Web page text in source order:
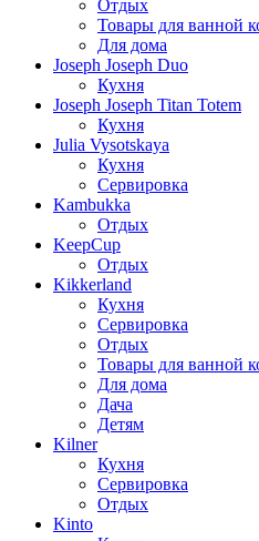
Отдых
Товары для ванной
Для дома
Joseph Joseph Duo
Кухня
Joseph Joseph Titan Totem
Кухня
Julia Vysotskaya
Кухня
Сервировка
Kambukka
Отдых
KeepCup
Отдых
Kikkerland
Кухня
Сервировка
Отдых
Товары для ванной
Для дома
Дача
Детям
Kilner
Кухня
Сервировка
Отдых
Kinto